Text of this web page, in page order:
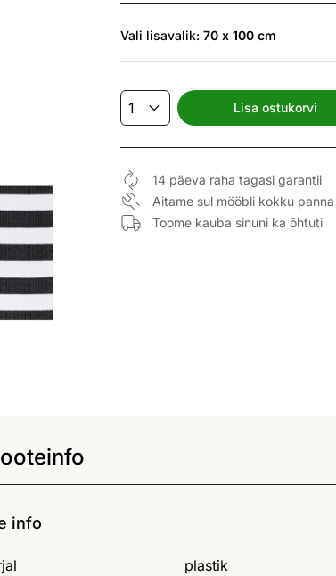
Vali lisavalik: 70 x 100 cm
Lisa ostukorvi
14 päeva raha tagasi garantii
Aitame sul mööbli kokku panna
Toome kauba sinuni ka õhtuti
info
plastik